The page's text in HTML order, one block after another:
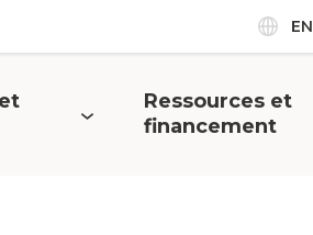
EN
Ouvrir
Ressources et
financement